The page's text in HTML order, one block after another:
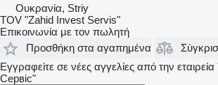
Ουκρανία, Striy
TOV "Zahid Invest Servis"
Επικοινωνία με τον πωλητή
Προσθήκη στα αγαπημένα
Εγγραφείτε σε νέες αγγελίες από την
Сервіс"